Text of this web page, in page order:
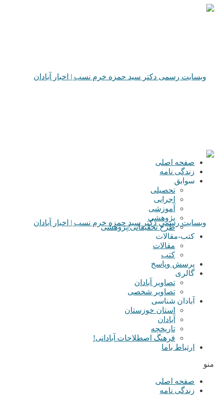
صفحه اصلی
زندگی نامه
سوابق
تحصیلی
اجرایی
آموزشی
پژوهشی
طرح تحقیقاتی/پژوهشی
کتب-مقالات
مقالات
کتب
پرسش وپاسخ
گالری
تصاویر آبادان
تصاویر شخصی
آبادان شناسی
استان خوزستان
آبادان
تاریخچه
فرهنگ اصطلاحات آبادانی!
ارتباط باما
منو
صفحه اصلی
زندگی نامه